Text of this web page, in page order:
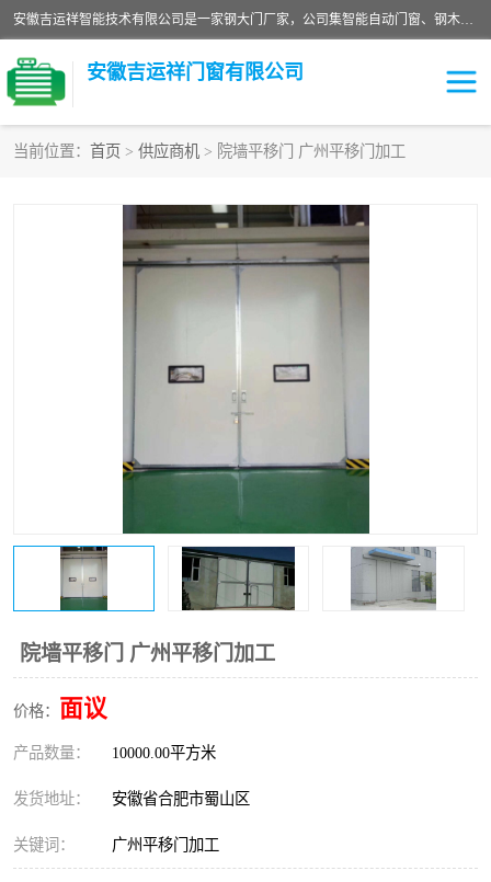
安徽吉运祥智能技术有限公司是一家钢大门厂家，公司集智能自动门窗、钢木门、特种门窗、工业门窗、图集门窗、定制门窗、非标门窗等通道产品的研发设计、制作、安装于一体的综合性、性高新技术企业。
安徽吉运祥门窗有限公司
当前位置： 首页 > 供应商机 > 院墙平移门 广州平移门加工
院墙平移门 广州平移门加工
价格： 面议
产品数量： 10000.00平方米
发货地址： 安徽省合肥市蜀山区
关键词： 广州平移门加工
变压器室门窗
钢木门
变压器室配电房门 钢大门厂家